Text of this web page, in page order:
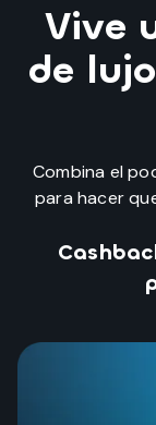
Vive
de
Combina el
para hacer